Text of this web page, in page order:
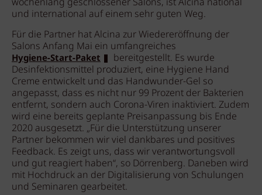
und international auf einem sehr guten Weg.
Für die Partner hat Alcina zur Wiedereröffnung der
Salons Anfang Mai ein umfangreiches
Hygiene-Start-Paket
bereitgestellt. Es wurde
Desinfektionsmittel produziert, eine Hygiene Hand
Creme entwickelt und das Handwunder-Gel so
angepasst, dass es nicht nur 99 Prozent der Bakterien
entfernt, sondern auch Corona-Viren inaktiviert. Zudem
wird eine bereits geplante Preisanpassung bis Ende
2020 ausgesetzt. „Für die Unterstützung unserer
Partner bekommen wir viel dankbares und positives
Feedback. Es zeigt uns, dass wir verantwortungsvoll
und gut reagiert haben“, so Dörrenberg. Daneben wird
mit Hochdruck an der Digitalisierung von Schulungen
und Seminaren gearbeitet.